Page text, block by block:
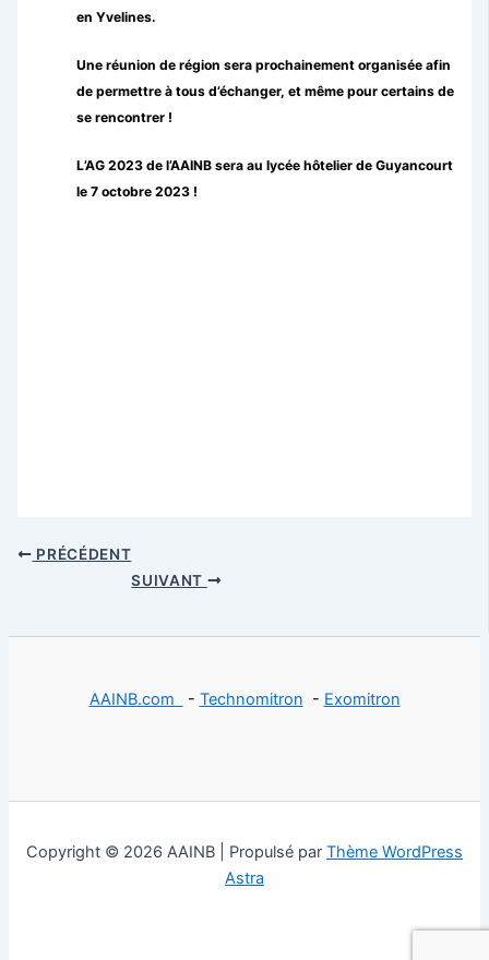
en Yvelines.
Une réunion de région sera prochainement organisée afin
de permettre à tous d’échanger, et même pour certains de
se rencontrer !
L’AG 2023 de l’AAINB sera au lycée hôtelier de Guyancourt
le 7 octobre 2023 !
PRÉCÉDENT
SUIVANT
AAINB.com - Technomitron - Exomitron
Copyright © 2026 AAINB | Propulsé par Thème WordPress
Astra